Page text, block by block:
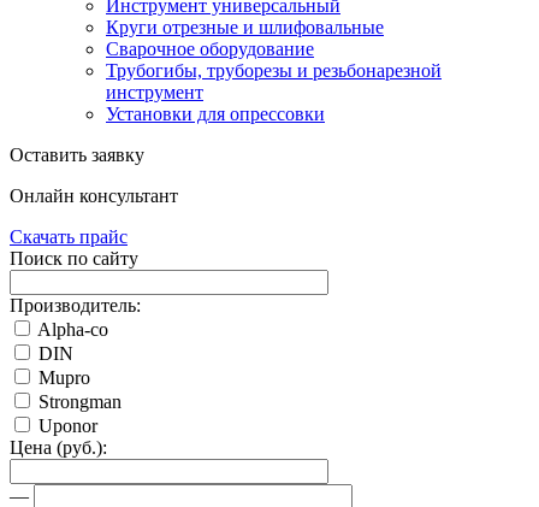
Инструмент универсальный
Круги отрезные и шлифовальные
Сварочное оборудование
Трубогибы, труборезы и резьбонарезной
инструмент
Установки для опрессовки
Оставить заявку
Онлайн консультант
Скачать прайс
Поиск по сайту
Производитель:
Alpha-co
DIN
Mupro
Strongman
Uponor
Цена (руб.):
—